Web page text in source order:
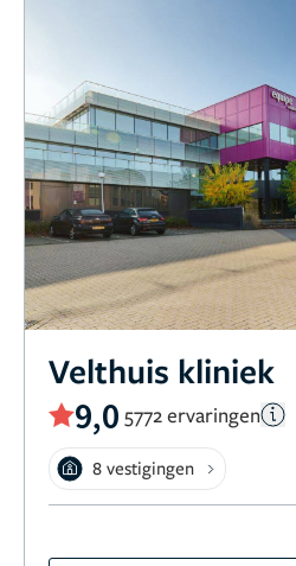
Velthuis kliniek
9,0 5772 ervaringen
8 vestigingen